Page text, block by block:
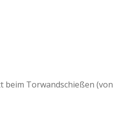
beim Torwandschießen (von